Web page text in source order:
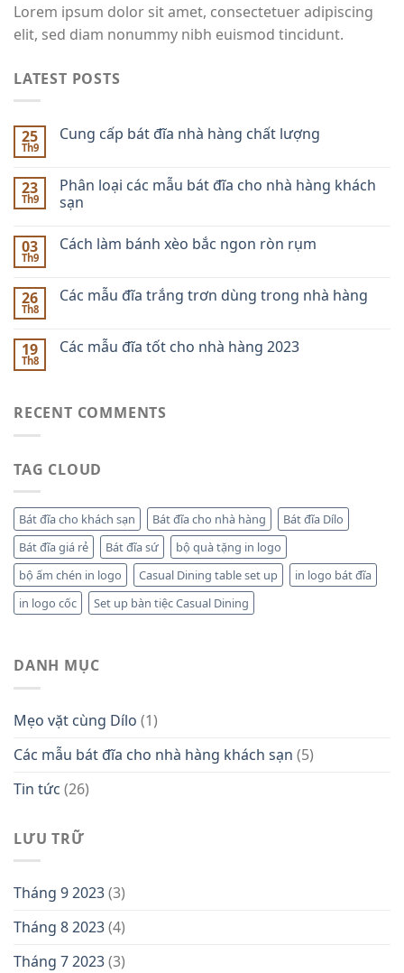
Lorem ipsum dolor sit amet, consectetuer adipiscing
elit, sed diam nonummy nibh euismod tincidunt.
LATEST POSTS
25
Th9
Cung cấp bát đĩa nhà hàng chất lượng
23
Th9
Phân loại các mẫu bát đĩa cho nhà hàng khách
sạn
03
Th9
Cách làm bánh xèo bắc ngon ròn rụm
26
Th8
Các mẫu đĩa trắng trơn dùng trong nhà hàng
19
Th8
Các mẫu đĩa tốt cho nhà hàng 2023
RECENT COMMENTS
TAG CLOUD
Bát đĩa cho khách sạn Bát đĩa cho nhà hàng
Bát đĩa Dílo
Bát đĩa giá rẻ
Bát đĩa sứ
bộ quà tặng in logo
bộ ấm chén in logo
Casual Dining table set up
in logo bát đĩa
in logo cốc
Set up bàn tiệc Casual Dining
DANH MỤC
Mẹo vặt cùng Dílo (1)
Các mẫu bát đĩa cho nhà hàng khách sạn (5)
Tin tức (26)
LƯU TRỮ
Tháng 9 2023(3)
Tháng 8 2023(4)
Tháng 7 2023(3)